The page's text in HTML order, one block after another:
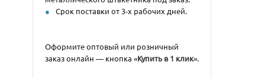
Срок поставки от 3-х рабочих дней.
Оформите оптовый или розничный
заказ онлайн — кнопка «Купить в 1 клик».